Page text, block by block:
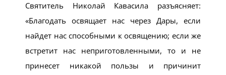
Святитель Николай Кавасила разъясняет:
«Благодать освящает нас через Дары, если
найдет нас способными к освящению; если же
встретит нас неприготовленными, то и не
принесет никакой пользы и причинит